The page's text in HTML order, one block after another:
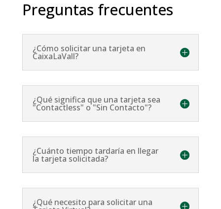
Preguntas frecuentes
¿Cómo solicitar una tarjeta en
CaixaLaVall?
¿Qué significa que una tarjeta sea
"Contactless" o "Sin Contacto"?
¿Cuánto tiempo tardaría en llegar
la tarjeta solicitada?
¿Qué necesito para solicitar una